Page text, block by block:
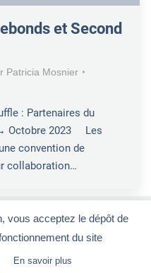
et Second
Patricia Mosnier
: Partenaires du
Octobre 2023 Les
convention de
collaboration…
AUX-ROSES
vous acceptez le dépôt de
du site
En savoir plus